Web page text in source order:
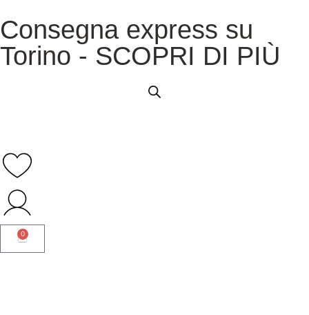
Consegna express su
Torino - SCOPRI DI PIÙ
0